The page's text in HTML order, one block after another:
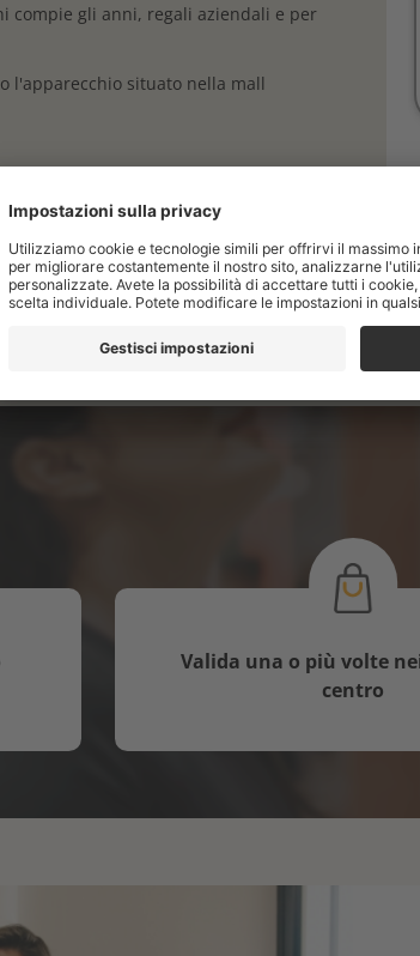
compie gli anni, regali aziendali e per
l'apparecchio situato nella mall
Valida una o più volte
centro